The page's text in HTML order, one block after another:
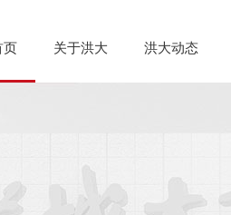
页 关于洪大 洪大动态